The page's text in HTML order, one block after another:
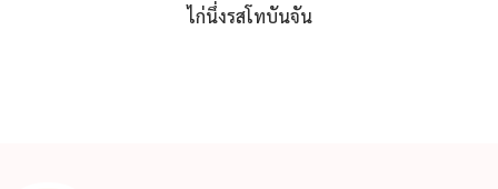
ไก่นึ่งรสโทบันจัน